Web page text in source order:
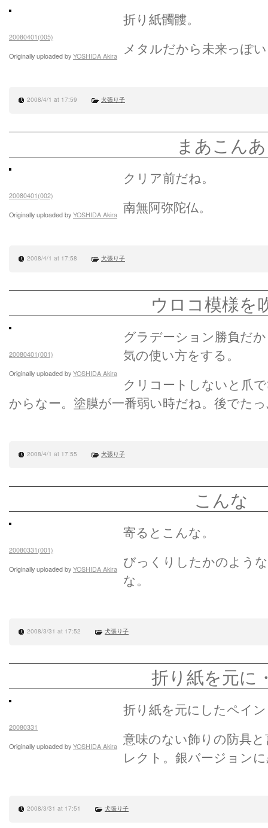
20080401(005)
Originally uploaded by YOSHIDA Akira
折り紙髑髏。
メタルだから未来っぽ
2008/4/1 at 17:59 犬張り子
まあこんあ
20080401(002)
Originally uploaded by YOSHIDA Akira
クリア前だね。
南無阿弥陀仏。
2008/4/1 at 17:58 犬張り子
ウロコ模様を
20080401(001)
Originally uploaded by YOSHIDA Akira
グラデーション勝負だ
気の使い方をする。
クリコートしないと爪
からなー。塗膜が一番弱い時だね。後でた
2008/4/1 at 17:55 犬張り子
こんな
20080331(001)
Originally uploaded by YOSHIDA Akira
寄るとこんな。
びっくりしたかのよう
な。
2008/3/31 at 17:52 犬張り子
折り紙を元に
20080331
Originally uploaded by YOSHIDA Akira
折り紙を元にしたペイ
意味のない飾りの防具
レクト。銀バージョン
2008/3/31 at 17:51 犬張り子